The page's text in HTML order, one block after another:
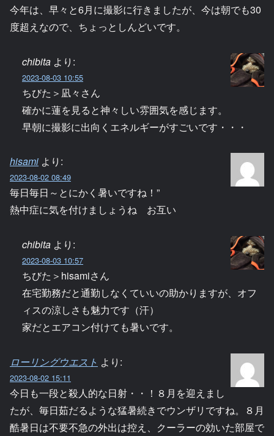
今年は、早々と6月に撮影に行きましたが、今は朝でも30
度超えなので、ちょっとしんどいです。
chibita より:
2023-08-03 10:55
ちびた＞凪々さん
確かに蓮を見ると神々しい雰囲気を感じます。
早朝に撮影に出向くエネルギーがすごいです・・・
hisami より:
2023-08-02 08:49
毎日毎日～とにかく暑いですね！”
熱中症に気を付けましょうね お互い
chibita より:
2023-08-03 10:57
ちびた＞hisamiさん
在宅勤務だと通勤しなくていいの助かりますが、オフ
ィスの涼しさも魅力です（汗）
家だとエアコン付けても暑いです。
ローリングウエスト より:
2023-08-02 15:11
今日も一段と殺人的な日射・・！８月を迎えまし
たが、毎日茹だるような猛暑続きでウンザリですね。８月
酷暑日は不要不急の外出は控え、クーラーの効いた部屋で